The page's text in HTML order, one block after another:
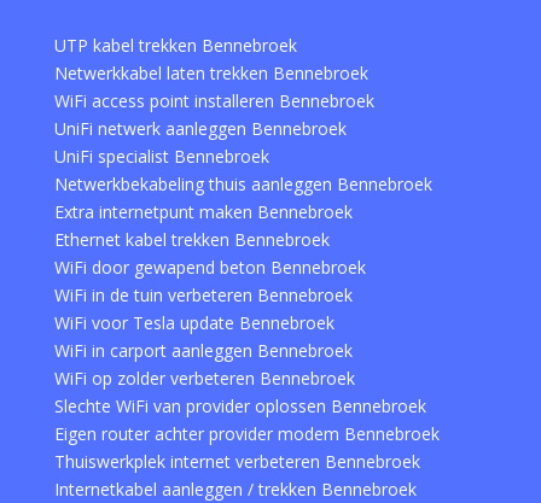
UTP kabel trekken Bennebroek
Netwerkkabel laten trekken Bennebroek
WiFi access point installeren Bennebroek
UniFi netwerk aanleggen Bennebroek
UniFi specialist Bennebroek
Netwerkbekabeling thuis aanleggen Bennebroek
Extra internetpunt maken Bennebroek
Ethernet kabel trekken Bennebroek
WiFi door gewapend beton Bennebroek
WiFi in de tuin verbeteren Bennebroek
WiFi voor Tesla update Bennebroek
WiFi in carport aanleggen Bennebroek
WiFi op zolder verbeteren Bennebroek
Slechte WiFi van provider oplossen Bennebroek
Eigen router achter provider modem Bennebroek
Thuiswerkplek internet verbeteren Bennebroek
Internetkabel aanleggen / trekken Bennebroek